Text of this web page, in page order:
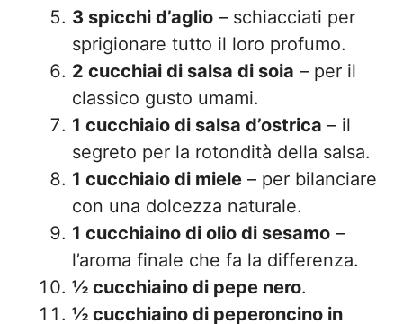
3 spicchi d’aglio – schiacciati per
sprigionare tutto il loro profumo.
2 cucchiai di salsa di soia – per il
classico gusto umami.
1 cucchiaio di salsa d’ostrica – il
segreto per la rotondità della salsa.
1 cucchiaio di miele – per bilanciare
con una dolcezza naturale.
1 cucchiaino di olio di sesamo –
l’aroma finale che fa la differenza.
½ cucchiaino di pepe nero.
½ cucchiaino di peperoncino in